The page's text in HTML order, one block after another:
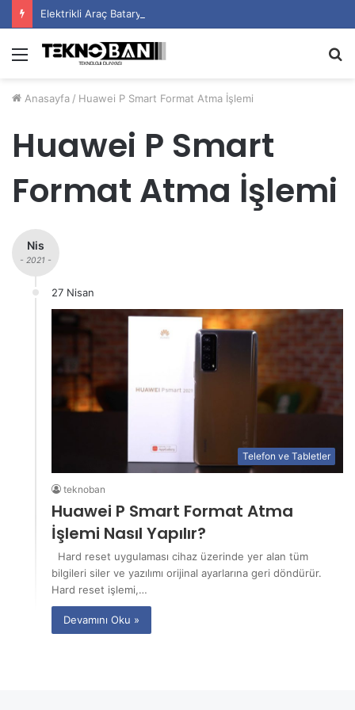
Elektrikli Araç Bataryalarının Ömrü Nasıl Uzatılır?
Menü
Anasayfa / Huawei P Smart Format Atma İşlemi
Huawei P Smart
Format Atma İşlemi
Nis
- 2021 -
27 Nisan
Telefon ve Tabletler
teknoban
Huawei P Smart Format Atma
İşlemi Nasıl Yapılır?
Hard reset uygulaması cihaz üzerinde yer alan tüm
bilgileri siler ve yazılımı orijinal ayarlarına geri döndürür.
Hard reset işlemi,…
Devamını Oku »